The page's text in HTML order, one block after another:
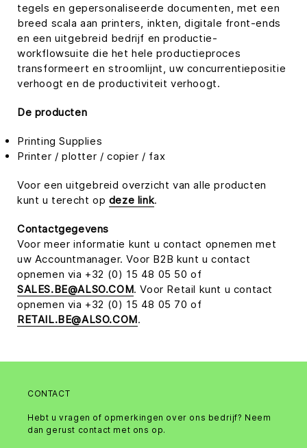
tegels en gepersonaliseerde documenten, met een
breed scala aan printers, inkten, digitale front-ends
en een uitgebreid bedrijf en productie-
workflowsuite die het hele productieproces
transformeert en stroomlijnt, uw concurrentiepositie
verhoogt en de productiviteit verhoogt.
De producten
Printing Supplies
Printer / plotter / copier / fax
Voor een uitgebreid overzicht van alle producten
kunt u terecht op deze link.
Contactgegevens
Voor meer informatie kunt u contact opnemen met
uw Accountmanager. Voor B2B kunt u contact
opnemen via +32 (0) 15 48 05 50 of
SALES.BE@ALSO.COM. Voor Retail kunt u contact
opnemen via +32 (0) 15 48 05 70 of
RETAIL.BE@ALSO.COM.
CONTACT
Hebt u vragen of opmerkingen over ons bedrijf? Neem
dan gerust contact met ons op.